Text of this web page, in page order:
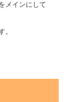
メインにして
。